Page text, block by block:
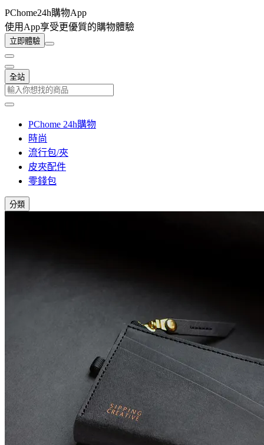
PChome24h購物App
使用App享受更優質的購物體驗
立即體驗
全站
PChome 24h購物
時尚
流行包/夾
皮夾配件
零錢包
分類